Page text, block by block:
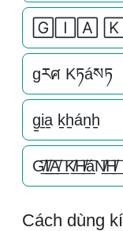
🄶🄸🄰
gརศ Kཏáསཏ
g̠i̠a̠ k̠h̠án̠h̠
G̸͟͞I̸͟͞A̸͟͞ K̸͟͞H̸͟͞áN̸͟͞H̸͟͞
Cách dùng